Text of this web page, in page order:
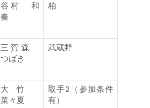
谷村 和
奏
柏
三賀森
つばき
武蔵野
大竹
菜々夏
取手2（参加条件
有）